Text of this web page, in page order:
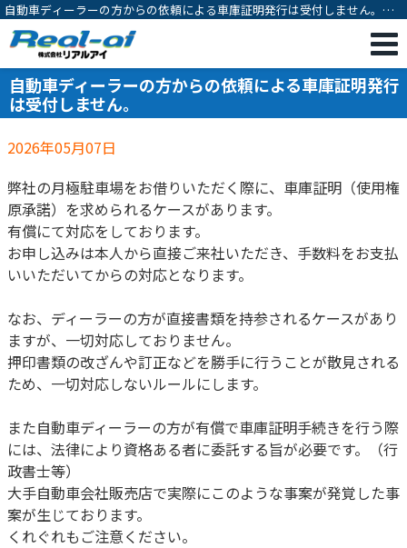
自動車ディーラーの方からの依頼による車庫証明発行は受付しません。｜
不動産相続・売却専門｜一宮市の不動産売却・購入・相続対策・有効活用
のご相談は株式会社リアルアイ
自動車ディーラーの方からの依頼による車庫証明発行
は受付しません。
2026年05月07日
弊社の月極駐車場をお借りいただく際に、車庫証明（使用権
原承諾）を求められるケースがあります。
有償にて対応をしております。
お申し込みは本人から直接ご来社いただき、手数料をお支払
いいただいてからの対応となります。
なお、ディーラーの方が直接書類を持参されるケースがあり
ますが、一切対応しておりません。
押印書類の改ざんや訂正などを勝手に行うことが散見される
ため、一切対応しないルールにします。
また自動車ディーラーの方が有償で車庫証明手続きを行う際
には、法律により資格ある者に委託する旨が必要です。（行
政書士等）
大手自動車会社販売店で実際にこのような事案が発覚した事
案が生じております。
くれぐれもご注意ください。